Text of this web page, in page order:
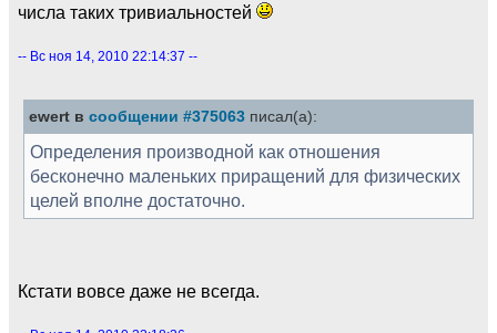
числа таких тривиальностей
-- Вс ноя 14, 2010 22:14:37 --
ewert в сообщении #375063 писал(а):
Определения производной как отношения
бесконечно маленьких приращений для физических
целей вполне достаточно.
Кстати вовсе даже не всегда.